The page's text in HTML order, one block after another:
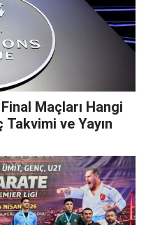
Maçları Hangi
ve Yayın